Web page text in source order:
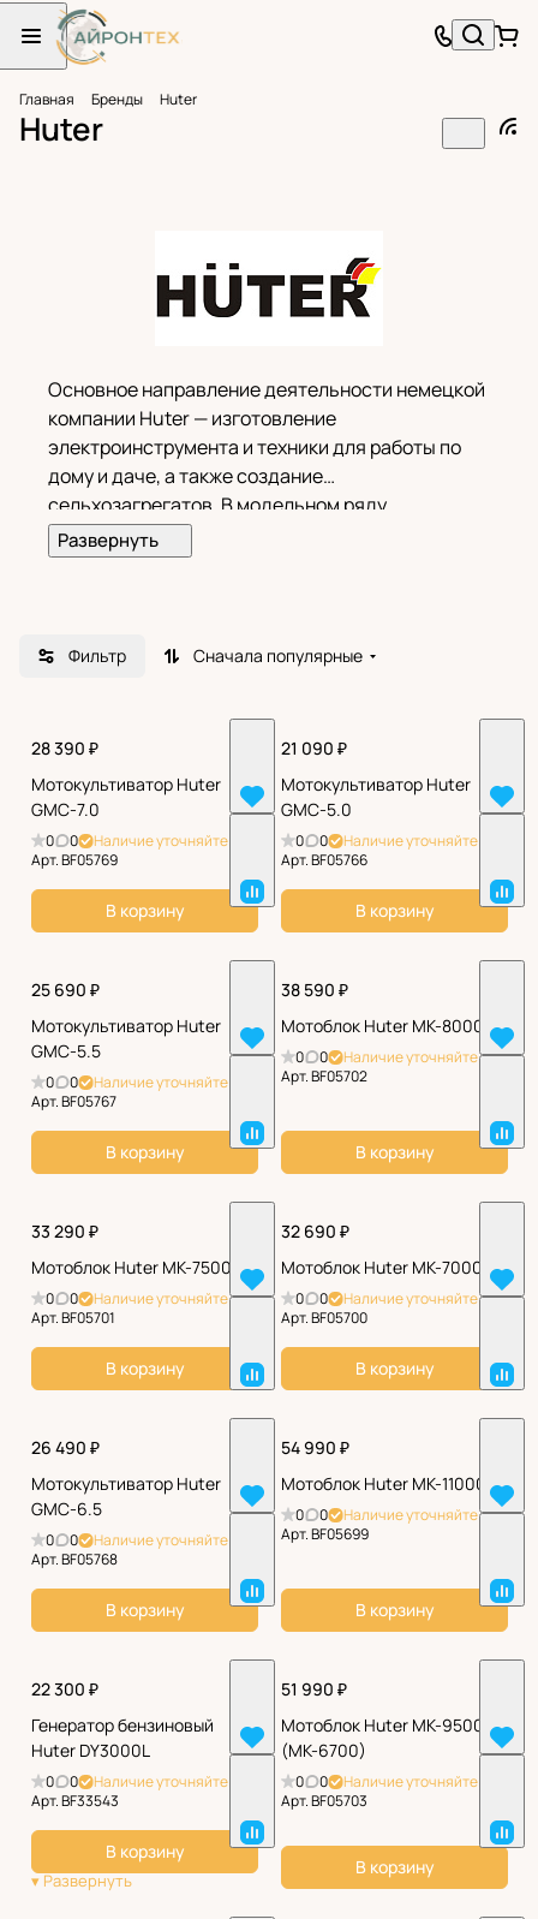
Главная Бренды Huter
Huter
Основное направление деятельности немецкой
компании Huter — изготовление
электроинструмента и техники для работы по
дому и даче, а также создание
сельхозагрегатов. В модельном ряду
представлены: мойки высокого давления,
мотокультиваторы, генераторы, газонокосилки,
России.
Фильтр Сначала популярные
28 390 ₽
Мотокультиватор Huter
GMC-7.0
0 0
Наличие уточняйте
Арт.BF05769
В корзину
21 090 ₽
Мотокультиватор Huter
GMC-5.0
0 0
Наличие уточняйте
Арт.BF05766
В корзину
25 690 ₽
Мотокультиватор Huter
GMC-5.5
0 0
Наличие уточняйте
Арт.BF05767
В корзину
38 590 ₽
Мотоблок Huter МК-8000
0 0
Наличие уточняйте
Арт.BF05702
В корзину
33 290 ₽
Мотоблок Huter МК-7500
0 0
Наличие уточняйте
Арт.BF05701
В корзину
32 690 ₽
Мотоблок Huter МК-7000
0 0
Наличие уточняйте
Арт.BF05700
В корзину
26 490 ₽
Мотокультиватор Huter
GMC-6.5
0 0
Наличие уточняйте
Арт.BF05768
В корзину
54 990 ₽
Мотоблок Huter МК-11000
0 0
Наличие уточняйте
Арт.BF05699
В корзину
22 300 ₽
Генератор бензиновый
Huter DY3000L
0 0
Наличие уточняйте
Арт.BF33543
В корзину
51 990 ₽
Мотоблок Huter МК-9500
(МК-6700)
0 0
Наличие уточняйте
Арт.BF05703
В корзину